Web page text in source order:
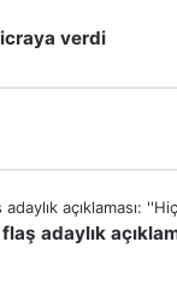
verdi
adaylık